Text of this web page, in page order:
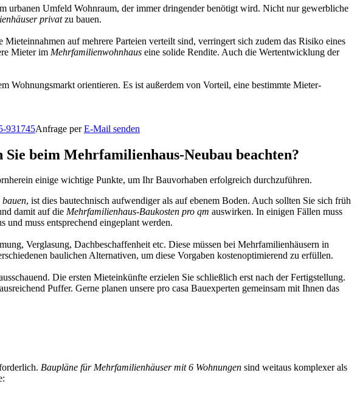
urbanen Umfeld Wohnraum, der immer dringender benötigt wird. Nicht nur gewerbliche
privatzu bauen.
auf mehrere Parteien verteilt sind, verringert sich zudem das Risiko eines
Mieter im Mehrfamilienwohnhaus eine solide Rendite. Auch die Wertentwicklung der
Wohnungsmarkt orientieren. Es ist außerdem von Vorteil, eine bestimmte Mieter-
931745Anfrage perE-Mail senden
beim Mehrfamilienhaus-Neubau beachten?
einige wichtige Punkte, um Ihr Bauvorhaben erfolgreich durchzuführen.
, ist dies bautechnisch aufwendiger als auf ebenem Boden. Auch sollten Sie sich früh
damit auf die Mehrfamilienhaus-Baukosten pro qm auswirken. In einigen Fällen muss
und muss entsprechend eingeplant werden.
Verglasung, Dachbeschaffenheit etc. Diese müssen bei Mehrfamilienhäusern in
baulichen Alternativen, um diese Vorgaben kostenoptimierend zu erfüllen.
Die ersten Mieteinkünfte erzielen Sie schließlich erst nach der Fertigstellung.
Puffer. Gerne planen unsere pro casa Bauexperten gemeinsam mit Ihnen das
Baupläne für Mehrfamilienhäuser mit 6 Wohnungen sind weitaus komplexer als